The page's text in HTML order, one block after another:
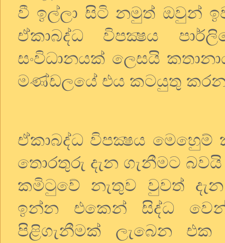
වී ඉල්ලා සිටි නමුත් ඔවුන්
ඒකාබද්ධ විපක්‍ෂය
සංවිධානයක් ලෙසයි
මණ්ඩලයේ එය කටයුතු
ඒකාබද්ධ විපක්‍ෂය
තොරතුරු දැන ගැනීමට
කමිටුවේ නැතුව වුවත්
ඉන්න එකෙන් සිද්ධ
පිළිගැනීමක් ලැබෙන